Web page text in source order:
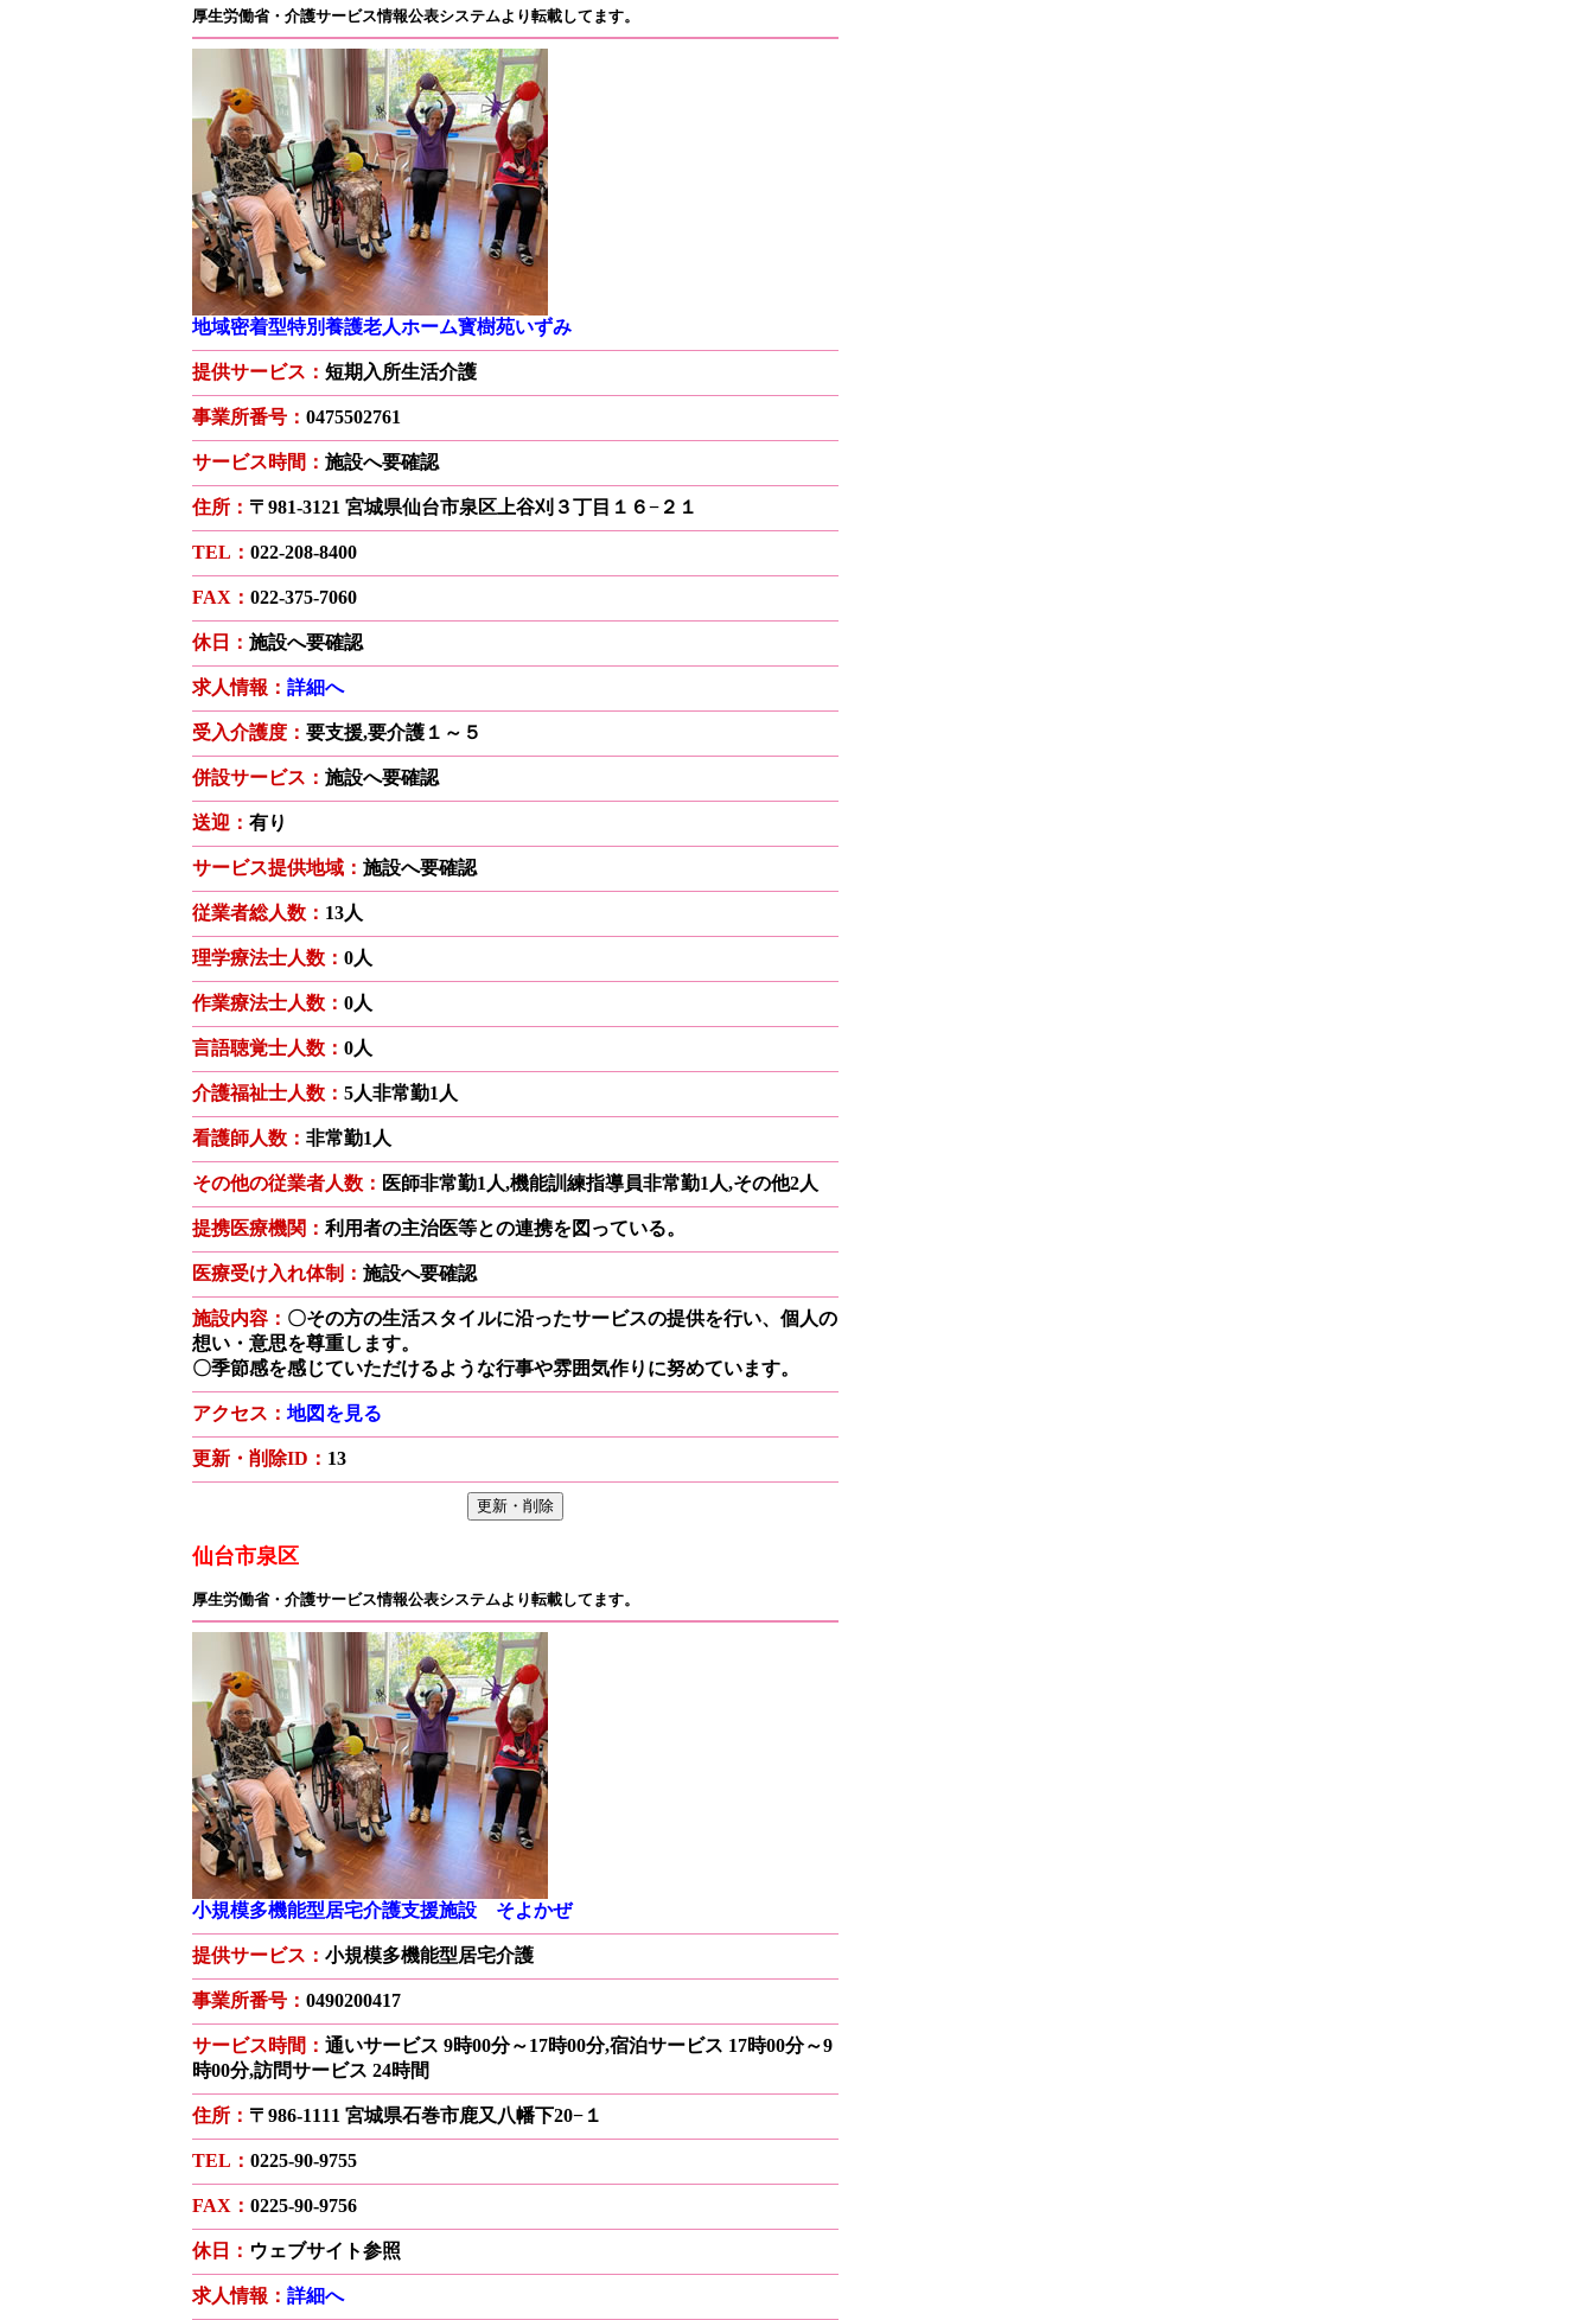
厚生労働省・介護サービス情報公表システムより転載してます。
地域密着型特別養護老人ホーム寳樹苑いずみ
提供サービス： 短期入所生活介護
事業所番号： 0475502761
サービス時間： 施設へ要確認
住所： 〒981-3121 宮城県仙台市泉区上谷刈３丁目１６−２１
TEL： 022-208-8400
FAX： 022-375-7060
休日： 施設へ要確認
求人情報： 詳細へ
受入介護度： 要支援,要介護１～５
併設サービス： 施設へ要確認
送迎： 有り
サービス提供地域： 施設へ要確認
従業者総人数： 13人
理学療法士人数： 0人
作業療法士人数： 0人
言語聴覚士人数： 0人
介護福祉士人数： 5人非常勤1人
看護師人数： 非常勤1人
その他の従業者人数： 医師非常勤1人,機能訓練指導員非常勤1人,その他2人
提携医療機関： 利用者の主治医等との連携を図っている。
医療受け入れ体制： 施設へ要確認
施設内容： 〇その方の生活スタイルに沿ったサービスの提供を行い、個人の
想い・意思を尊重します。
〇季節感を感じていただけるような行事や雰囲気作りに努めています。
アクセス： 地図を見る
更新・削除ID： 13
仙台市泉区
厚生労働省・介護サービス情報公表システムより転載してます。
小規模多機能型居宅介護支援施設 そよかぜ
提供サービス： 小規模多機能型居宅介護
事業所番号： 0490200417
サービス時間： 通いサービス 9時00分～17時00分,宿泊サービス 17時00分～9
時00分,訪問サービス 24時間
住所： 〒986-1111 宮城県石巻市鹿又八幡下20−１
TEL： 0225-90-9755
FAX： 0225-90-9756
休日： ウェブサイト参照
求人情報： 詳細へ